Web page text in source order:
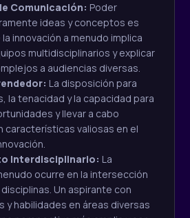
Comunicación: Poder
ideas y conceptos es
innovación a menudo implica
multidisciplinarios y explicar
a audiencias diversas.
La disposición para
la tenacidad y la capacidad para
y llevar a cabo
características valiosas en el
Interdisciplinario: La
ocurre en la intersección
Un aspirante con
y habilidades en áreas diversas